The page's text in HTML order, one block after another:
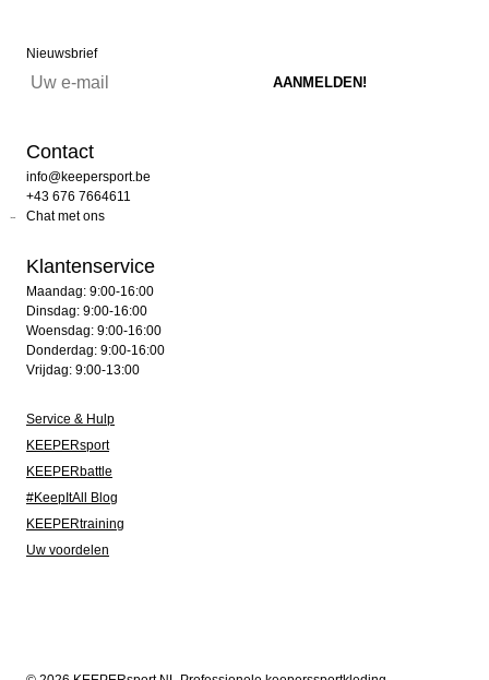
Nieuwsbrief
Contact
info@keepersport.be
+43 676 7664611
Chat met ons
Klantenservice
Maandag: 9:00-16:00
Dinsdag: 9:00-16:00
Woensdag: 9:00-16:00
Donderdag: 9:00-16:00
Vrijdag: 9:00-13:00
Service & Hulp
KEEPERsport
KEEPERbattle
#KeepItAll Blog
KEEPERtraining
Uw voordelen